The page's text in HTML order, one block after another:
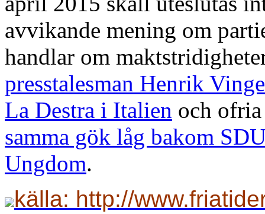
avvikande mening om
handlar om
presstalesman Henrik
La Destra i Italien och
samma gök låg bakom
Ungdom.
källa: http://